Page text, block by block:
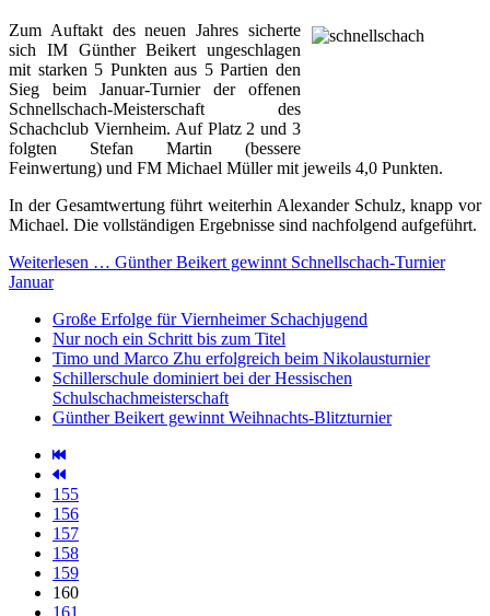
Zum Auftakt des neuen Jahres sicherte
sich IM Günther Beikert ungeschlagen
mit starken 5 Punkten aus 5 Partien den
Sieg beim Januar-Turnier der offenen
Schnellschach-Meisterschaft des
Schachclub Viernheim. Auf Platz 2 und 3
folgten Stefan Martin (bessere
Feinwertung) und FM Michael Müller mit jeweils 4,0 Punkten.
In der Gesamtwertung führt weiterhin Alexander Schulz, knapp vor
Michael. Die vollständigen Ergebnisse sind nachfolgend aufgeführt.
Weiterlesen … Günther Beikert gewinnt Schnellschach-Turnier
Januar
Große Erfolge für Viernheimer Schachjugend
Nur noch ein Schritt bis zum Titel
Timo und Marco Zhu erfolgreich beim Nikolausturnier
Schillerschule dominiert bei der Hessischen
Schulschachmeisterschaft
Günther Beikert gewinnt Weihnachts-Blitzturnier
155
156
157
158
159
160